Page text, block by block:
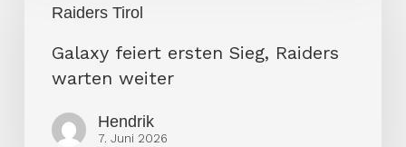
Raiders Tirol
ersten
weiter
Galaxy feiert ersten Sieg, Raiders
warten weiter
Hendrik
7. Juni 2026